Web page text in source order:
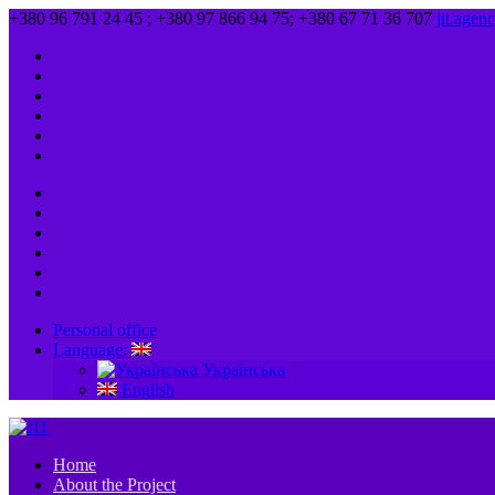
+380 96 791 24 45 ; +380 97 866 94 75; +380 67 71 36 707
Personal office
Language:
Українська
English
Home
About the Project